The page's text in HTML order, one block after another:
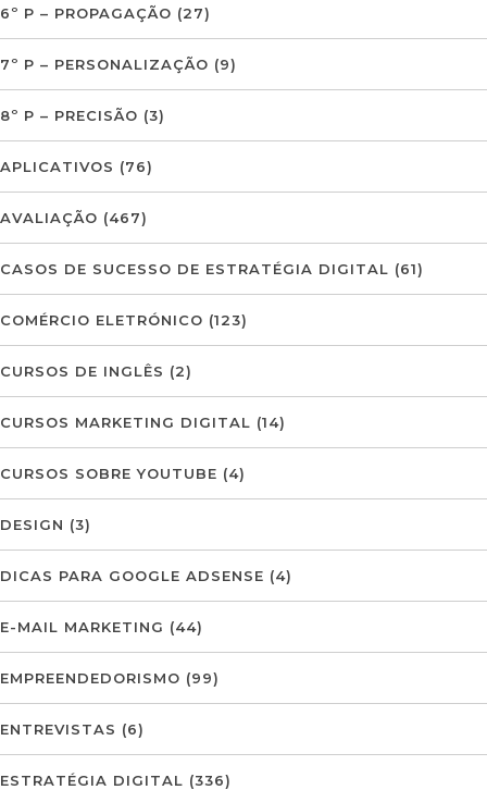
6º P – PROPAGAÇÃO (27)
7º P – PERSONALIZAÇÃO (9)
8º P – PRECISÃO (3)
APLICATIVOS (76)
AVALIAÇÃO (467)
CASOS DE SUCESSO DE ESTRATÉGIA DIGITAL (61)
COMÉRCIO ELETRÓNICO (123)
CURSOS DE INGLÊS (2)
CURSOS MARKETING DIGITAL (14)
CURSOS SOBRE YOUTUBE (4)
DESIGN (3)
DICAS PARA GOOGLE ADSENSE (4)
E-MAIL MARKETING (44)
EMPREENDEDORISMO (99)
ENTREVISTAS (6)
ESTRATÉGIA DIGITAL (336)